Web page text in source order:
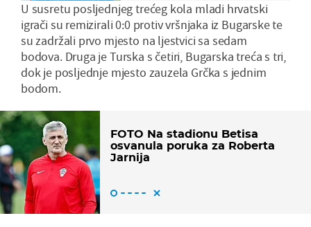
U susretu posljednjeg trećeg kola mladi hrvatski
igrači su remizirali 0:0 protiv vršnjaka iz Bugarske te
su zadržali prvo mjesto na ljestvici sa sedam
bodova. Druga je Turska s četiri, Bugarska treća s tri,
dok je posljednje mjesto zauzela Grčka s jednim
bodom.
FOTO Na stadionu Betisa
osvanula poruka za Roberta
Jarnija